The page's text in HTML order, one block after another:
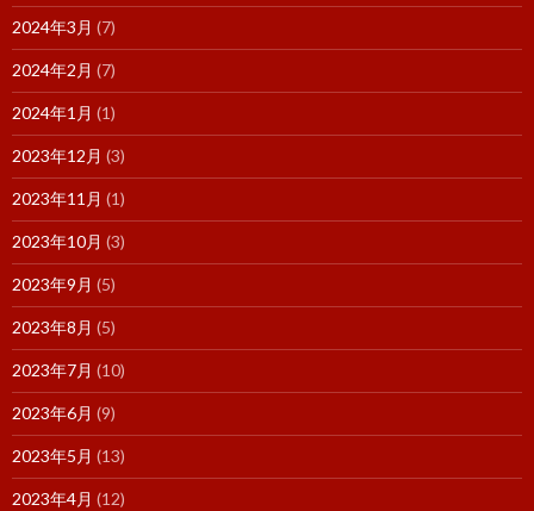
2024年3月 (7)
2024年2月 (7)
2024年1月 (1)
2023年12月 (3)
2023年11月 (1)
2023年10月 (3)
2023年9月 (5)
2023年8月 (5)
2023年7月 (10)
2023年6月 (9)
2023年5月 (13)
2023年4月 (12)